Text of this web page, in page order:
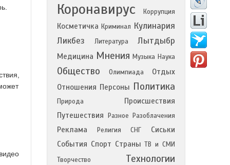
Коронавирус Коррупция
Косметичка Криминал Кулинария
Ликбез
Литература Лытдыбр
Медицина Мнения Музыка Наука
Общество Олимпиада
Отдых
Отношения Персоны Политика
Природа
Происшествия
Путешествия
Разное Разоблачения
Реклама Религия СНГ
Сиськи
События Спорт Страны ТВ и СМИ
Творчество
Технологии